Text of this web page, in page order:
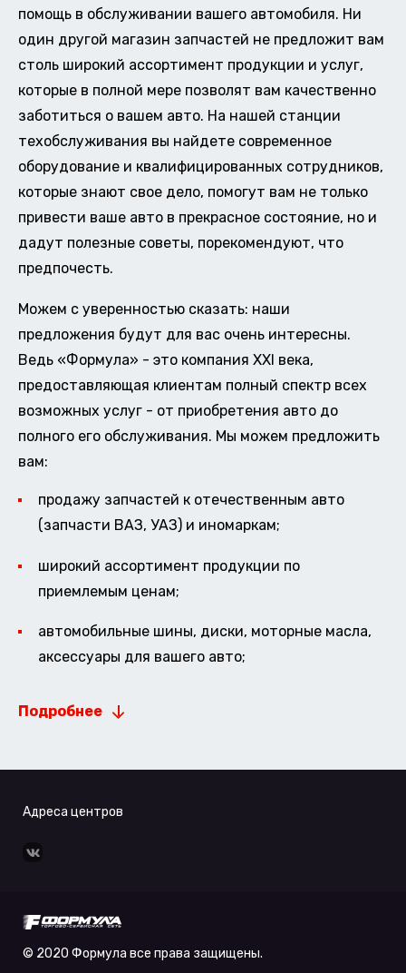
помощь в обслуживании вашего автомобиля. Ни
один другой магазин запчастей не предложит вам
столь широкий ассортимент продукции и услуг,
которые в полной мере позволят вам качественно
заботиться о вашем авто. На нашей станции
техобслуживания вы найдете современное
оборудование и квалифицированных сотрудников,
которые знают свое дело, помогут вам не только
привести ваше авто в прекрасное состояние, но и
дадут полезные советы, порекомендуют, что
предпочесть.
Можем с уверенностью сказать: наши
предложения будут для вас очень интересны.
Ведь «Формула» - это компания XXI века,
предоставляющая клиентам полный спектр всех
возможных услуг - от приобретения авто до
полного его обслуживания. Мы можем предложить
вам:
продажу запчастей к отечественным авто
(запчасти ВАЗ, УАЗ) и иномаркам;
широкий ассортимент продукции по
приемлемым ценам;
автомобильные шины, диски, моторные масла,
аксессуары для вашего авто;
Подробнее
Адреса центров
© 2020 Формула все права защищены.